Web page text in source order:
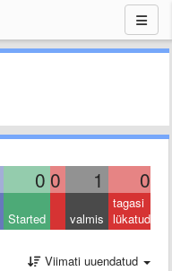
0 0 1 0
Started valmis
tagasi
lükatud
Viimati uuendatud